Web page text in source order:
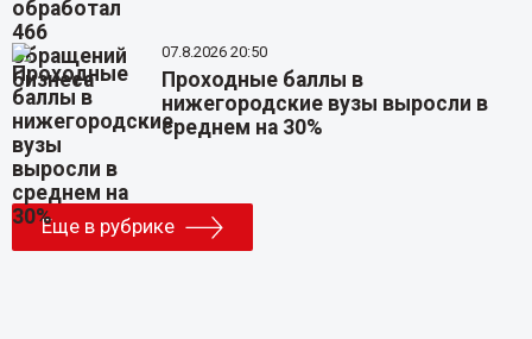
07.8.2026 20:50
Проходные баллы в
нижегородские вузы выросли в
среднем на 30%
Еще в рубрике